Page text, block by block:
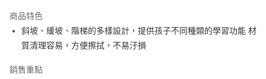
街口支付
悠遊付
Google Pay
商品特色
斜坡、緩坡、階梯的多樣設計，提供孩子不同種類的學習功能 材
質清理容易，方便擦拭，不易汙損
銷售重點